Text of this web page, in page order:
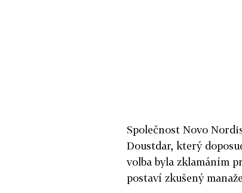
Společnost Novo
Doustdar, který
volba byla zklamáním
postaví zkušený